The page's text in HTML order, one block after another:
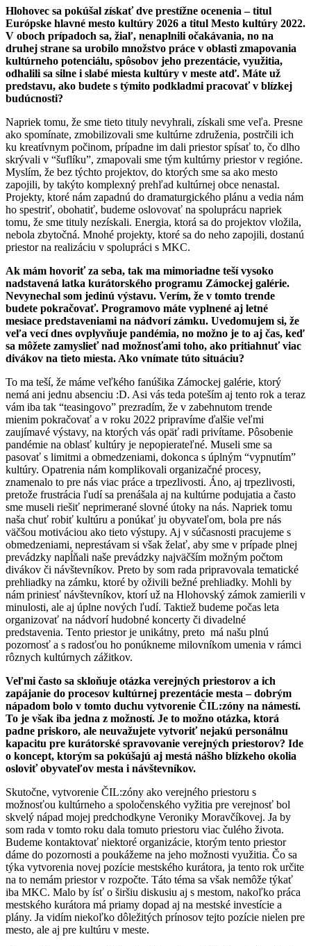
Hlohovec sa pokúšal získať dve prestížne ocenenia – titul
Európske hlavné mesto kultúry 2026 a titul Mesto kultúry 2022.
V oboch prípadoch sa, žiaľ, nenaplnili očakávania, no na
druhej strane sa urobilo množstvo práce v oblasti zmapovania
kultúrneho potenciálu, spôsobov jeho prezentácie, využitia,
odhalili sa silne i slabé miesta kultúry v meste atď. Máte už
predstavu, ako budete s týmito podkladmi pracovať v blízkej
budúcnosti?
Napriek tomu, že sme tieto tituly nevyhrali, získali sme veľa. Presne
ako spomínate, zmobilizovali sme kultúrne združenia, postrčili ich
ku kreatívnym počinom, prípadne im dali priestor spísať to, čo dlho
skrývali v “šuflíku”, zmapovali sme tým kultúrny priestor v regióne.
Myslím, že bez týchto projektov, do ktorých sme sa ako mesto
zapojili, by takýto komplexný prehľad kultúrnej obce nenastal.
Projekty, ktoré nám zapadnú do dramaturgického plánu a vedia nám
ho spestriť, obohatiť, budeme oslovovať na spoluprácu napriek
tomu, že sme tituly nezískali. Energia, ktorá sa do projektov vložila,
nebola zbytočná. Mnohé projekty, ktoré sa do neho zapojili, dostanú
priestor na realizáciu v spolupráci s MKC.
Ak mám hovoriť za seba, tak ma mimoriadne teší vysoko
nadstavená latka kurátorského programu Zámockej galérie.
Nevynechal som jedinú výstavu. Verím, že v tomto trende
budete pokračovať. Programovo máte vyplnené aj letné
mesiace predstaveniami na nádvorí zámku. Uvedomujem si, že
veľa vecí dnes ovplyvňuje pandémia, no možno je to aj čas, keď
sa môžete zamyslieť nad možnosťami toho, ako pritiahnuť viac
divákov na tieto miesta. Ako vnímate túto situáciu?
To ma teší, že máme veľkého fanúšika Zámockej galérie, ktorý
nemá ani jednu absenciu :D. Asi vás teda poteším aj tento rok a teraz
vám iba tak “teasingovo” prezradím, že v zabehnutom trende
mienim pokračovať a v roku 2022 pripravíme ďalšie veľmi
zaujímavé výstavy, na ktorých vás opäť radi privítame. Pôsobenie
pandémie na oblasť kultúry je nepopierateľné. Museli sme sa
pasovať s limitmi a obmedzeniami, dokonca s úplným “vypnutím”
kultúry. Opatrenia nám komplikovali organizačné procesy,
znamenalo to pre nás viac práce a trpezlivosti. Áno, aj trpezlivosti,
pretože frustrácia ľudí sa prenášala aj na kultúrne podujatia a často
sme museli riešiť neprimerané slovné útoky na nás. Napriek tomu
naša chuť robiť kultúru a ponúkať ju obyvateľom, bola pre nás
väčšou motiváciou ako tieto výstupy. Aj v súčasnosti pracujeme s
obmedzeniami, neprestávam si však želať, aby sme v prípade plnej
prevádzky napĺňali naše prevádzky najväčším možným počtom
divákov či návštevníkov. Preto by som rada pripravovala tematické
prehliadky na zámku, ktoré by oživili bežné prehliadky. Mohli by
nám priniesť návštevníkov, ktorí už na Hlohovský zámok zamierili v
minulosti, ale aj úplne nových ľudí. Taktiež budeme počas leta
organizovať na nádvorí hudobné koncerty či divadelné
predstavenia. Tento priestor je unikátny, preto má našu plnú
pozornosť a s radosťou ho ponúkneme milovníkom umenia v rámci
rôznych kultúrnych zážitkov.
Veľmi často sa skloňuje otázka verejných priestorov a ich
zapájanie do procesov kultúrnej prezentácie mesta – dobrým
nápadom bolo v tomto duchu vytvorenie ČIL:zóny na námestí.
To je však iba jedna z možností. Je to možno otázka, ktorá
padne priskoro, ale neuvažujete vytvoriť nejakú personálnu
kapacitu pre kurátorské spravovanie verejných priestorov? Ide
o koncept, ktorým sa pokúšajú aj mestá nášho blízkeho okolia
osloviť obyvateľov mesta i návštevníkov.
Skutočne, vytvorenie ČIL:zóny ako verejného priestoru s
možnosťou kultúrneho a spoločenského vyžitia pre verejnosť bol
skvelý nápad mojej predchodkyne Veroniky Moravčíkovej. Ja by
som rada v tomto roku dala tomuto priestoru viac čulého života.
Budeme kontaktovať niektoré organizácie, ktorým tento priestor
dáme do pozornosti a poukážeme na jeho možnosti využitia. Čo sa
týka vytvorenia novej pozície mestského kurátora, ja tento rok určite
na to nemám priestor v rozpočte. Táto téma sa však nemôže týkať
iba MKC. Malo by ísť o širšiu diskusiu aj s mestom, nakoľko práca
mestského kurátora má priamy dopad aj na mestské investície a
plány. Ja vidím niekoľko dôležitých prínosov tejto pozície nielen pre
mesto, ale aj pre kultúru v meste.